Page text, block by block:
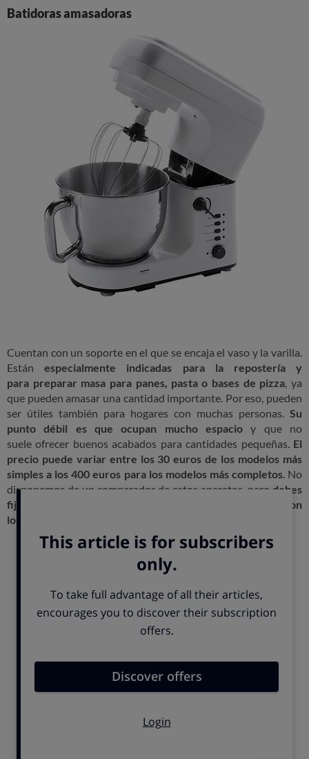
Batidoras amasadoras
Cuentan con un soporte en el que se encaja el vaso y la varilla.
Estánespecialmente indicadas para la repostería y
para preparar masa para panes, pasta o bases de pizza, ya
que pueden amasar una cantidad importante. Por eso, pueden
ser útiles también para hogares con muchas personas. Su
punto débil es que ocupan mucho espacio y que no
suele ofrecer buenos acabados para cantidades pequeñas. El
precio puede variar entre los 30 euros de los modelos más
simples a los 400 euros para los modelos más completos. No
disponemos de un comparador de estos aparatos, pero debes
fijarte en la potencia, el tamaño del vaso y que cuente con
los accesorios que vas a utilizar
Batidoras de varillas